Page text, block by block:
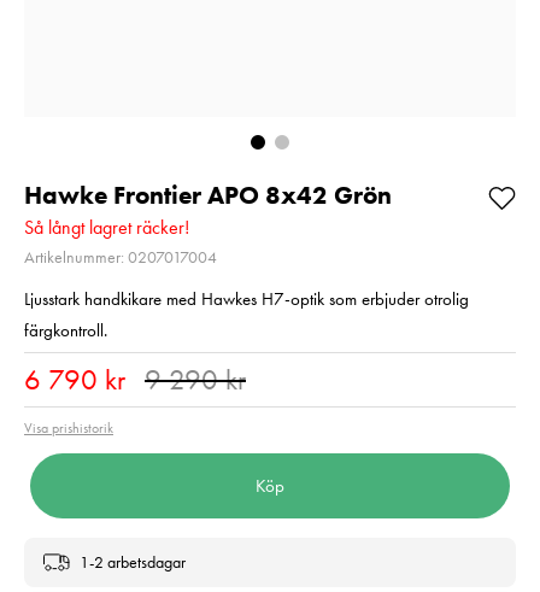
Hawke Frontier APO 8x42 Grön
Så långt lagret räcker!
Artikelnummer: 0207017004
Ljusstark handkikare med Hawkes H7-optik som erbjuder otrolig
färgkontroll.
Nuvarande pris:6 790 krTidigare pris:
9 290 kr
6 790 kr 9 290 kr
Visa prishistorik
Köp
1-2 arbetsdagar